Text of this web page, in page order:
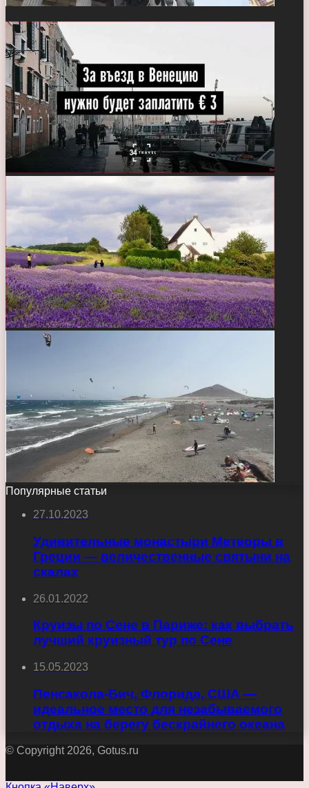
Популярные статьи
27.10.2023
Удивительные монастыри Метеоры в
Греции — величественные святыни на
скалах
26.01.2022
Круизы по Сене в Париже: как выбрать
лучший круизный тур по Сене
15.05.2023
Пенсакола-Бич, Флорида, США —
идеальное место для незабываемого
отдыха на берегу бескрайнего океана
© Copyright 2026, Gotus.ru